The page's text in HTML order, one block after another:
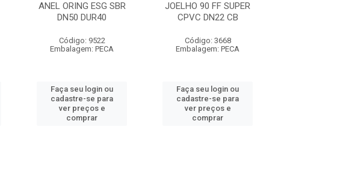
ANEL ORING ESG SBR
DN50 DUR40
Código: 9522
Embalagem: PECA
Faça seu login ou
cadastre-se para
ver preços e
comprar
JOELHO 90 FF SUPER
CPVC DN22 CB
Código: 3668
Embalagem: PECA
Faça seu login ou
cadastre-se para
ver preços e
comprar